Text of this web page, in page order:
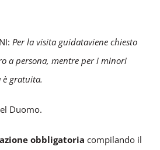
Per la visita guidataviene chiesto
a persona, mentre per i minori
gratuita.
Duomo.
obbligatoria compilando il